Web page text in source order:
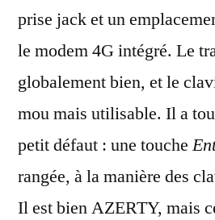
prise jack et un
le modem 4G intégré. Le
globalement bien, et le
mou mais utilisable. Il a
petit défaut : une touche
rangée, à la manière des
Il est bien AZERTY, mais